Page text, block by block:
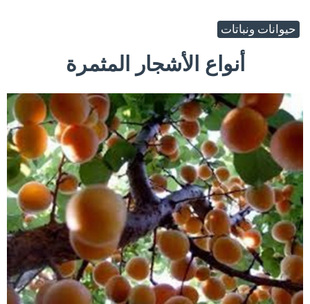
حيوانات ونباتات
أنواع الأشجار المثمرة